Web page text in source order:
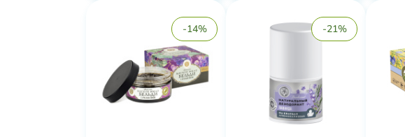
-14% -21%